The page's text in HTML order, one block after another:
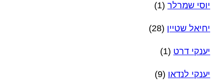
יוסי שמרלר (1)
יחיאל שטיין (28)
יענקי דרט (1)
יענקי לנדאו (9)